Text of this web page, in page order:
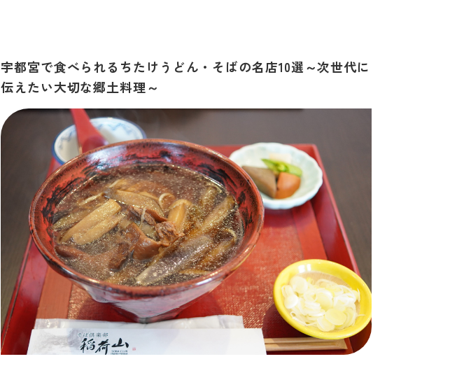
宇都宮で食べられるちたけうどん・そばの名店10選～次世代に
伝えたい大切な郷土料理～